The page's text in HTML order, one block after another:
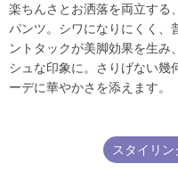
楽ちんさとお洒落を両立する
パンツ。シワになりにくく
ントタックが美脚効果を生み
シュな印象に。さりげない幾
ーデに華やかさを添えます。
スタイリ